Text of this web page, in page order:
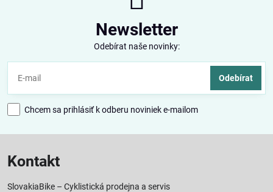
Newsletter
Odebírat naše novinky:
Odebírat
Chcem sa prihlásiť k odberu noviniek e-mailom
Kontakt
SlovakiaBike – Cyklistická prodejna a servis